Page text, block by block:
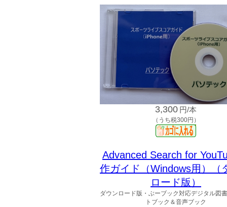
3,300 円/本
（うち税300円）
Advanced Search for
作ガイド（Windows用）（
ロード版）
ダウンロード版・ぶーブック対応デジタル図
トブック＆音声ブック